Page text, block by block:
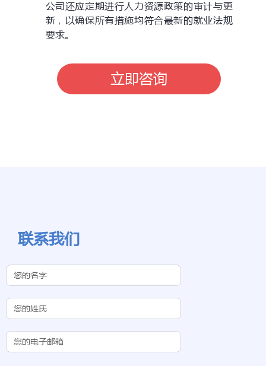
公司还应定期进行人力资源政策的审计与更
新，以确保所有措施均符合最新的就业法规
要求。
立即咨询
联系我们
Contact Us
(Chinese
Subdomain)